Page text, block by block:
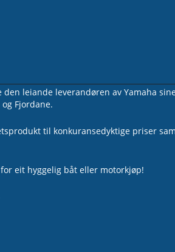
leiande leverandøren av Yamaha
Fjordane.
til konkuransedyktige priser
eit hyggelig båt eller motorkjøp!